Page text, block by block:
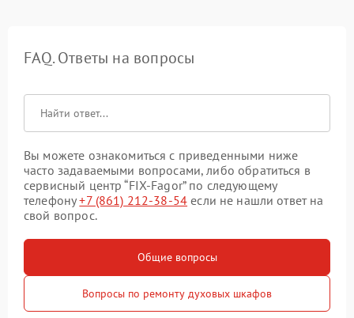
FAQ. Ответы на вопросы
Вы можете ознакомиться с приведенными ниже
часто задаваемыми вопросами, либо обратиться в
сервисный центр “FIX-Fagor” по следующему
телефону+7 (861) 212-38-54 если не нашли ответ на
свой вопрос.
Общие вопросы
Вопросы по ремонту духовых шкафов